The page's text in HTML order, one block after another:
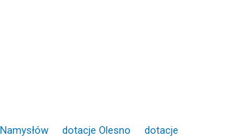
dotacje Olesno
dotacje